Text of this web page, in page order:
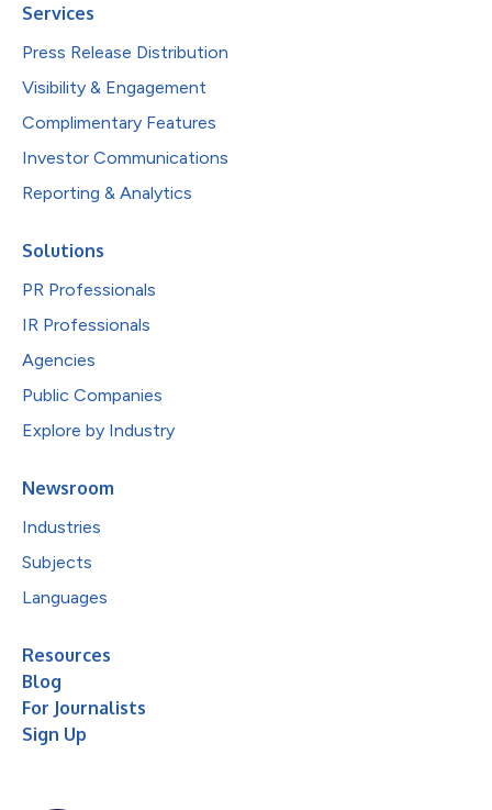
Services
Press Release Distribution
Visibility & Engagement
Complimentary Features
Investor Communications
Reporting & Analytics
Solutions
PR Professionals
IR Professionals
Agencies
Public Companies
Explore by Industry
Newsroom
Industries
Subjects
Languages
Resources
Blog
For Journalists
Sign Up